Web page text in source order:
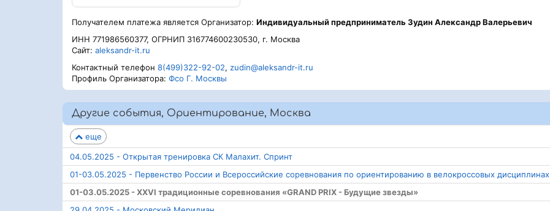
Получателем платежа является Организатор: Индивидуальный предприниматель Зудин Александр Валерьевич
ИНН 771986560377, ОГРНИП 316774600230530, г. Москва
Сайт: aleksandr-it.ru
Контактный телефон 8(499)322-92-02, zudin@aleksandr-it.ru
Профиль Организатора: Фсо Г. Москвы
Другие события, Ориентирование, Москва
еще
04.05.2025 - Открытая тренировка СК Малахит. Спринт
01-03.05.2025 - Первенство России и Всероссийские соревнования по ориентированию в велокроссовых дисциплинах
01-03.05.2025 - ХХVI традиционные соревнования «GRAND PRIX - Будущие звезды»